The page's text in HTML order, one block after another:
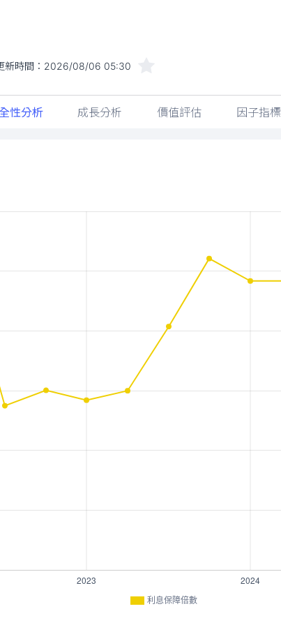
新時間： 2026/08/06 05:30
性分析 成長分析 價值評估 因子指標
利息保障倍數